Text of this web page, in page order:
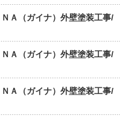
Ａ（ガイナ）外壁塗装工事/
Ａ（ガイナ）外壁塗装工事/
Ａ（ガイナ）外壁塗装工事/